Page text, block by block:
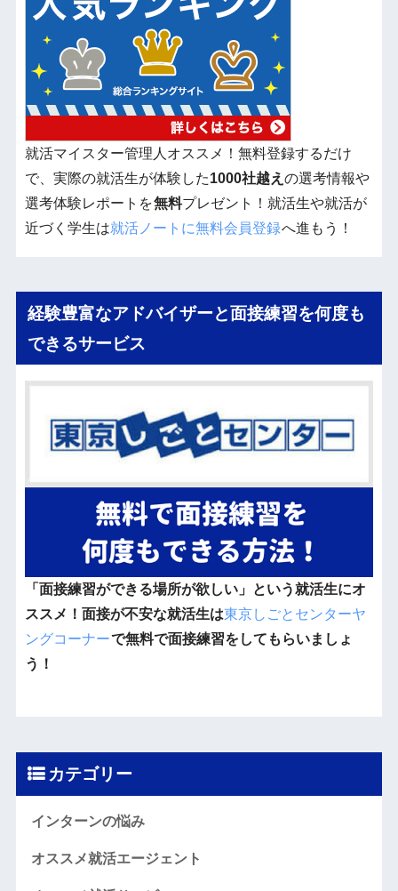
就活マイスター管理人オススメ！無料登録するだけ
で、実際の就活生が体験した1000社越え の選考情報や
選考体験レポートを無料プレゼント！就活生や就活が
近づく学生は就活ノートに無料会員登録へ進もう！
経験豊富なアドバイザーと面接練習を何度も
できるサービス
「面接練習ができる場所が欲しい」という就活生にオ
ススメ！面接が不安な就活生は東京しごとセンターヤ
ングコーナーで無料で面接練習をしてもらいましょ
う！
カテゴリー
インターンの悩み
オススメ就活エージェント